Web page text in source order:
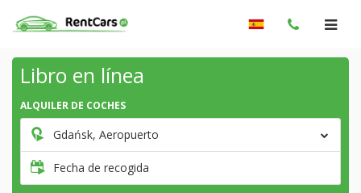
Libro en línea
ALQUILER DE COCHES
Gdańsk, Aeropuerto
Fecha de recogida